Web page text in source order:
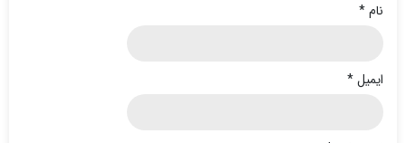
نام*
ایمیل*